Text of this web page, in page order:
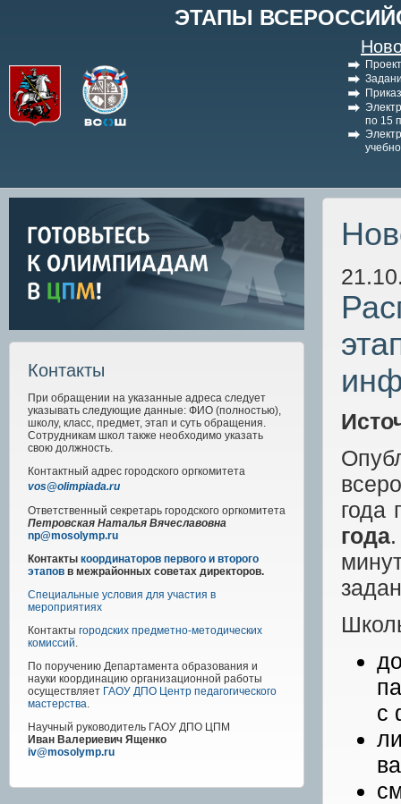
ЭТАПЫ
по 15
Контакты
При обращении на указанные адреса следует
указывать следующие данные: ФИО (полностью),
школу, класс, предмет, этап и суть обращения.
Сотрудникам школ также необходимо указать
свою должность.
Контактный адрес городского оргкомитета
vos@olimpiada.ru
Ответственный секретарь городского оргкомитета
Петровская Наталья Вячеславовна
np@mosolymp.ru
Контакты координаторов первого и второго
этапов в межрайонных советах директоров.
Специальные условия для участия в
мероприятиях
Контакты городских предметно-методических
комиссий.
По поручению Департамента образования и
науки координацию организационной работы
осуществляет ГАОУ ДПО Центр педагогического
мастерства.
Научный руководитель ГАОУ ДПО ЦПМ
Иван Валериевич Ященко
iv@mosolymp.ru
года
года
с